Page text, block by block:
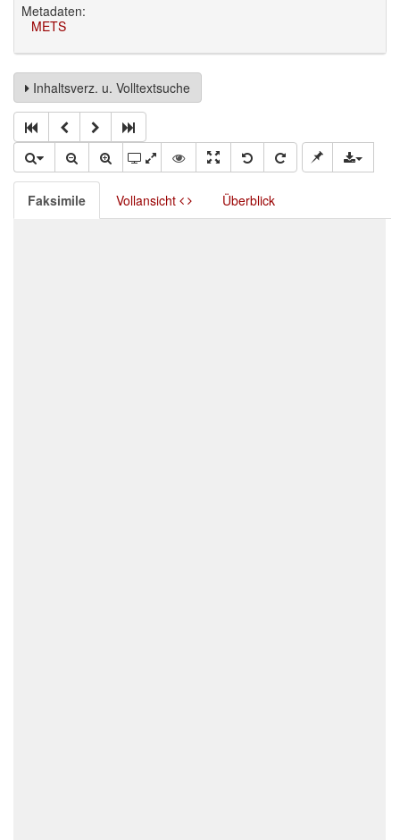
Metadaten:
METS
Inhaltsverz. u. Volltextsuche
Faksimile Vollansicht Überblick